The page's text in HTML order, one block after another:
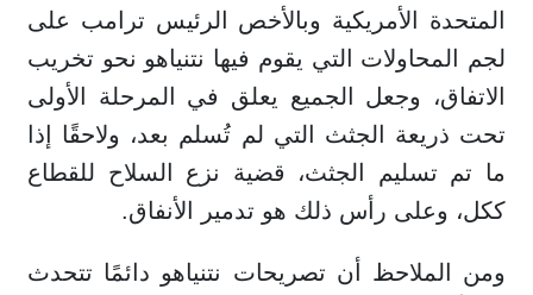
المتحدة الأمريكية وبالأخص الرئيس ترامب على
لجم المحاولات التي يقوم فيها نتنياهو نحو تخريب
الاتفاق، وجعل الجميع يعلق في المرحلة الأولى
تحت ذريعة الجثث التي لم تُسلم بعد، ولاحقًا إذا
ما تم تسليم الجثث، قضية نزع السلاح للقطاع
ككل، وعلى رأس ذلك هو تدمير الأنفاق.
ومن الملاحظ أن تصريحات نتنياهو دائمًا تتحدث